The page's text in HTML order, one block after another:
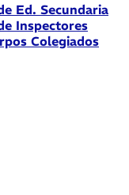
Ed. Secundaria
Inspectores
Colegiados